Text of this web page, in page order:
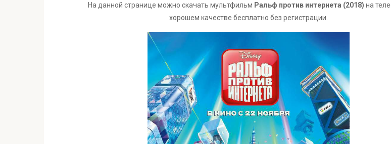
На данной странице можно скачать мультфильм Ральф против интернета (2018) на
хорошем качестве бесплатно без регистрации.